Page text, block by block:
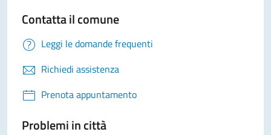
Contatta il comune
Leggi le domande frequenti
Richiedi assistenza
Prenota appuntamento
Problemi in città